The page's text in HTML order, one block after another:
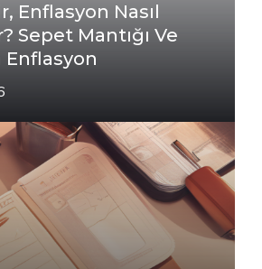
Enflasyon Nasıl
Sepet Mantığı Ve